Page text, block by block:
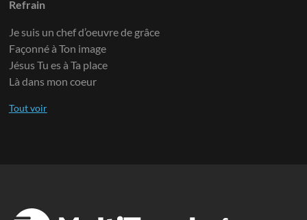
Refrain
Je suis un chef d’oeuvre de grâce
Façonné à Ton image
Jésus Tu es à Ta place
Là dans mon coeur